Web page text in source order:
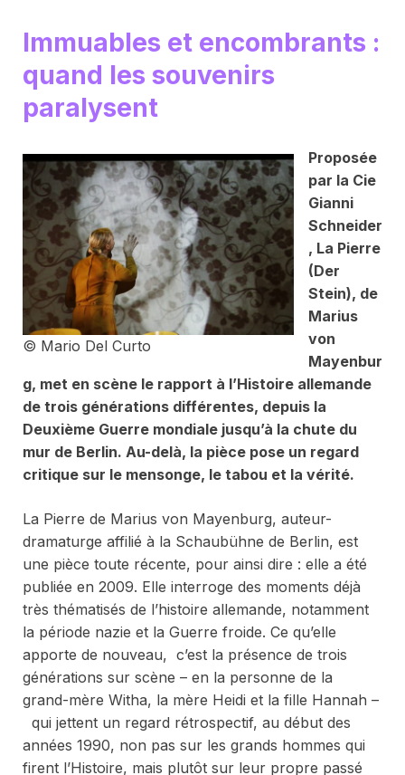
Immuables et encombrants :
quand les souvenirs
paralysent
© Mario Del Curto
Proposée
par la Cie
Gianni
Schneider
, La Pierre
(Der
Stein), de
Marius
von
Mayenbur
g, met en scène le rapport à l’Histoire allemande
de trois générations différentes, depuis la
Deuxième Guerre mondiale jusqu’à la chute du
mur de Berlin. Au-delà, la pièce pose un regard
critique sur le mensonge, le tabou et la vérité.
La Pierre de Marius von Mayenburg, auteur-
dramaturge affilié à la Schaubühne de Berlin, est
une pièce toute récente, pour ainsi dire : elle a été
publiée en 2009. Elle interroge des moments déjà
très thématisés de l’histoire allemande, notamment
la période nazie et la Guerre froide. Ce qu’elle
apporte de nouveau, c’est la présence de trois
générations sur scène – en la personne de la
grand-mère Witha, la mère Heidi et la fille Hannah –
qui jettent un regard rétrospectif, au début des
années 1990, non pas sur les grands hommes qui
firent l’Histoire, mais plutôt sur leur propre passé